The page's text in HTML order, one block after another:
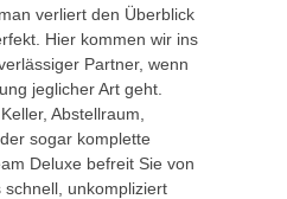
verliert den Überblick
Hier kommen wir ins
Partner, wenn
jeglicher Art geht.
Abstellraum,
sogar komplette
Deluxe befreit Sie von
unkompliziert